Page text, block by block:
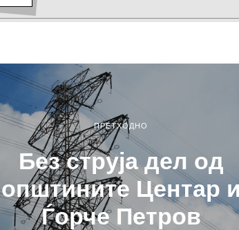
ПРЕТХОДНО
Без струја дел од
општините Центар и
Ѓорче Петров